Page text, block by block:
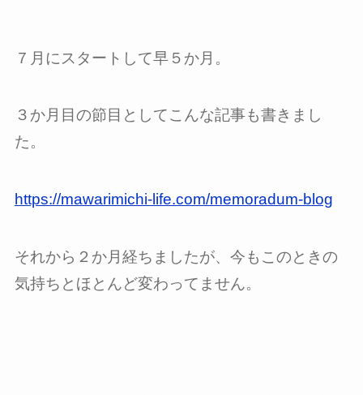
７月にスタートして早５か月。
３か月目の節目としてこんな記事も書きまし
た。
https://mawarimichi-life.com/memoradum-blog
それから２か月経ちましたが、今もこのときの
気持ちとほとんど変わってません。